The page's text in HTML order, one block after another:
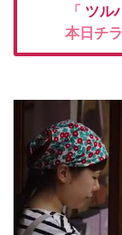
「 ツル
本日チ